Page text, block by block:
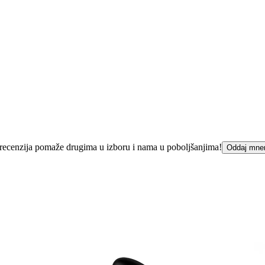
pomaže drugima u izboru i nama u poboljšanjima! Oddaj